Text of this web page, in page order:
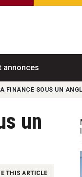
annonces
FINANCE SOUS UN
un
THIS ARTICLE